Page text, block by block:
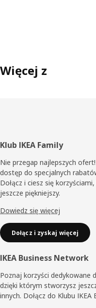
Więcej z
Stopka
Klub IKEA Family
Nie przegap najlepszych
dostęp do specjalnych
Dołącz i ciesz się
jeszcze piękniejszy.
Dowiedz się więcej
Dołącz i zyskaj więcej
IKEA Business Network
Poznaj korzyści dedykowane
dzięki którym stworzysz
innych. Dołącz do Klubu